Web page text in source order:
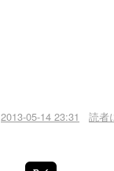
2013-05-14 23:31 読者